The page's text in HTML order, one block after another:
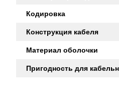
Кодировка
Конструкция кабеля
Материал оболочки
Пригодность для